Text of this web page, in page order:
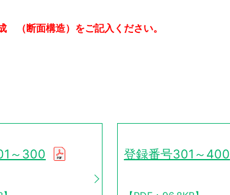
（断面構造）をご記入ください。
～300 登録番号301～400